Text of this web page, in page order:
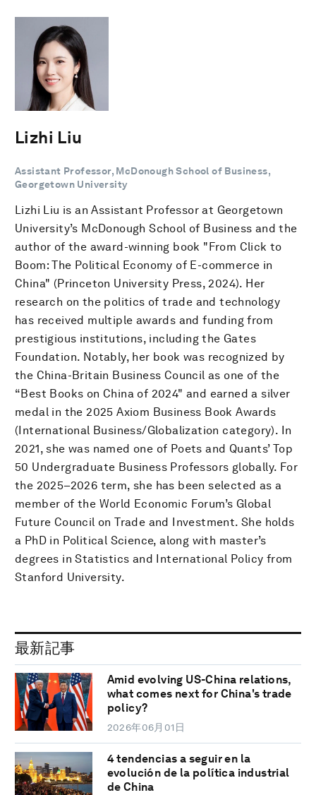
Lizhi Liu
Assistant Professor, McDonough School of Business,
Georgetown University
Lizhi Liu is an Assistant Professor at Georgetown
University’s McDonough School of Business and the
author of the award-winning book "From Click to
Boom: The Political Economy of E-commerce in
China" (Princeton University Press, 2024). Her
research on the politics of trade and technology
has received multiple awards and funding from
prestigious institutions, including the Gates
Foundation. Notably, her book was recognized by
the China-Britain Business Council as one of the
“Best Books on China of 2024" and earned a silver
medal in the 2025 Axiom Business Book Awards
(International Business/Globalization category). In
2021, she was named one of Poets and Quants’ Top
50 Undergraduate Business Professors globally. For
the 2025–2026 term, she has been selected as a
member of the World Economic Forum’s Global
Future Council on Trade and Investment. She holds
a PhD in Political Science, along with master’s
degrees in Statistics and International Policy from
Stanford University.
最新記事
Amid evolving US-China relations,
what comes next for China's trade
policy?
2026年06月01日
4 tendencias a seguir en la
evolución de la política industrial
de China